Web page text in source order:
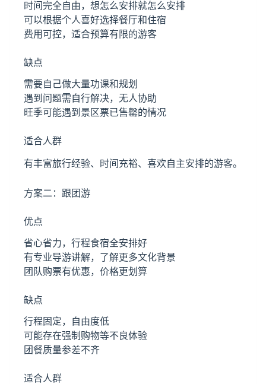
时间完全自由，想怎么安排就怎么安排
可以根据个人喜好选择餐厅和住宿
费用可控，适合预算有限的游客
缺点
需要自己做大量功课和规划
遇到问题需自行解决，无人协助
旺季可能遇到景区票已售罄的情况
适合人群
有丰富旅行经验、时间充裕、喜欢自主安排的游客。
方案二：跟团游
优点
省心省力，行程食宿全安排好
有专业导游讲解，了解更多文化背景
团队购票有优惠，价格更划算
缺点
行程固定，自由度低
可能存在强制购物等不良体验
团餐质量参差不齐
适合人群